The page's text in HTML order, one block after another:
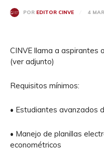
POR EDITOR CINVE 4
CINVE llama a
(ver adjunto)
Requisitos mínimos:
• Estudiantes avanzados
• Manejo de planillas
econométricos